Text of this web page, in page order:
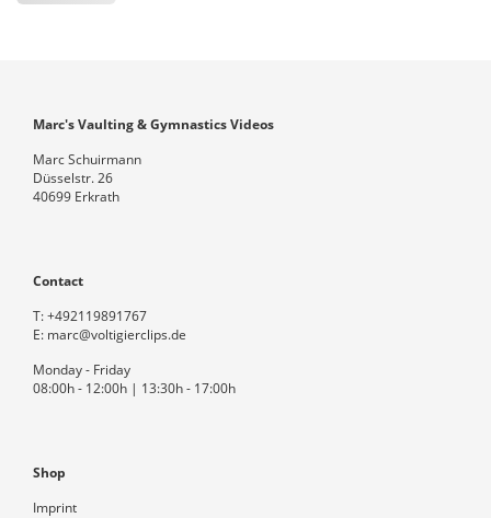
Marc's Vaulting & Gymnastics Videos
Marc Schuirmann
Düsselstr. 26
40699 Erkrath
Contact
T:+492119891767
E: marc@voltigierclips.de
Monday - Friday
08:00h - 12:00h | 13:30h - 17:00h
Shop
Imprint